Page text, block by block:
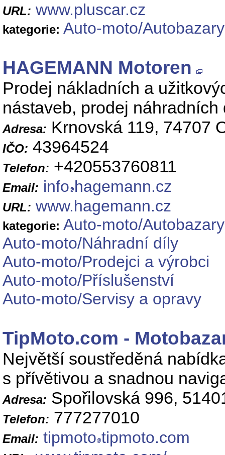
URL: www.pluscar.cz
kategorie: Auto-moto/Autobazary
HAGEMANN Motoren
Prodej nákladních a
nástaveb, prodej náhradních
Adresa: Krnovská 119, 74707
IČO: 43964524
Telefon: +420553760811
Email: info hagemann.cz
URL: www.hagemann.cz
kategorie: Auto-moto/Autobazary
Auto-moto/Náhradní díly
Auto-moto/Prodejci a výrobci
Auto-moto/Příslušenství
Auto-moto/Servisy a opravy
TipMoto.com -
Největší soustředěná
s přívětivou a snadnou
Adresa: Spořilovská 996,
Telefon: 777277010
Email: tipmoto tipmoto.com